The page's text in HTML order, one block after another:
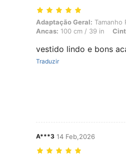
Adaptação Geral: Tamanho
Adaptação Geral: Tamanho
Ancas: 100 cm / 39 in
vestido lindo e bons
Traduzir
A***3 14 Feb,2026